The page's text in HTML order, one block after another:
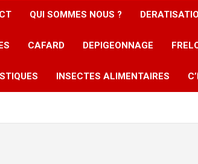
QUI SOMMES NOUS ?
CAFARD DEPIGEONNAGE
INSECTES ALIMENTAIRES